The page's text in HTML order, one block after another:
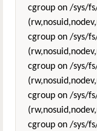
cgroup on /sys/
cgroup on /sys/
cgroup on /sys/
cgroup on /sys/
cgroup on /sys/